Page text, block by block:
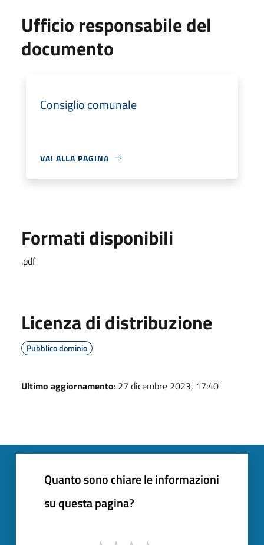
Ufficio responsabile del
documento
Consiglio comunale
VAI ALLA PAGINA
Formati disponibili
.pdf
Licenza di distribuzione
Pubblico dominio
Ultimo aggiornamento: 27 dicembre 2023, 17:40
Quanto sono chiare le informazioni
su questa pagina?